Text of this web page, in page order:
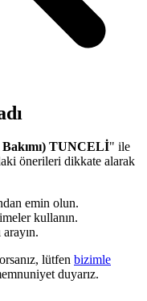
Bakımı) TUNCELİ" ile
önerileri dikkate alarak
emin olun.
kullanın.
lütfen bizimle
duyarız.